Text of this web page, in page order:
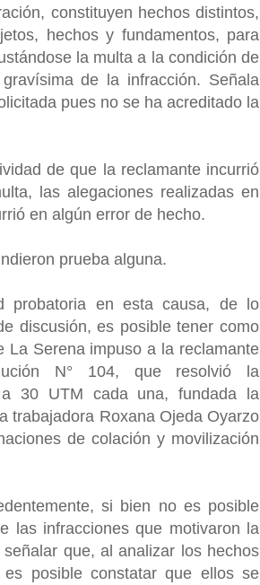
constituyen hechos distintos,
hechos y fundamentos, para
la multa a la condición de
de la infracción. Señala
pues no se ha acreditado la
de que la reclamante incurrió
las alegaciones realizadas en
en algún error de hecho.
prueba alguna.
probatoria en esta causa, de lo
discusión, es posible tener como
La Serena impuso a la reclamante
N° 104, que resolvió la
a 30 UTM cada una, fundada la
trabajadora Roxana Ojeda Oyarzo
de colación y movilización
si bien no es posible
las infracciones que motivaron la
que, al analizar los hechos
posible constatar que ellos se